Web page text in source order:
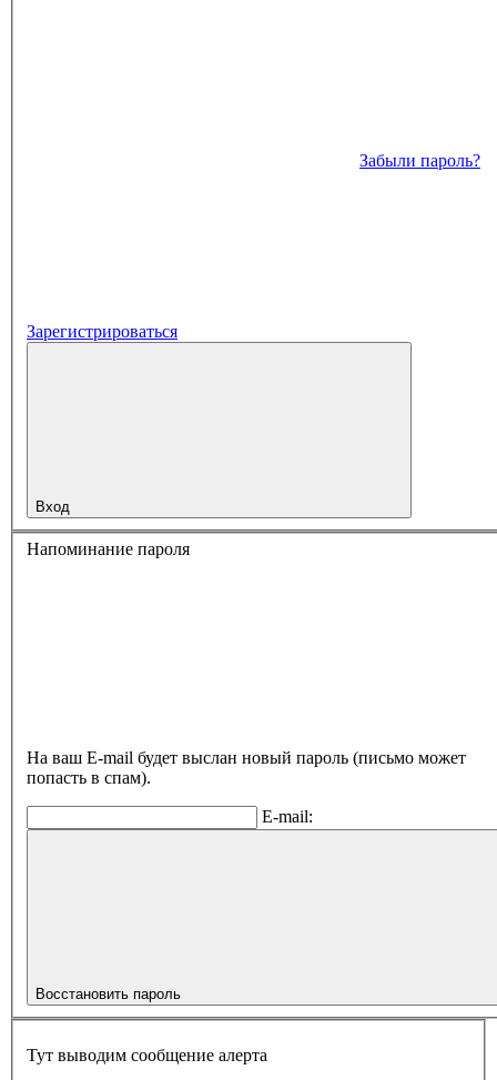
Забыли пароль?
Зарегистрироваться
Вход
Напоминание пароля
На ваш E-mail будет выслан новый пароль (письмо может
попасть в спам).
E-mail:
Восстановить пароль
Тут выводим сообщение алерта